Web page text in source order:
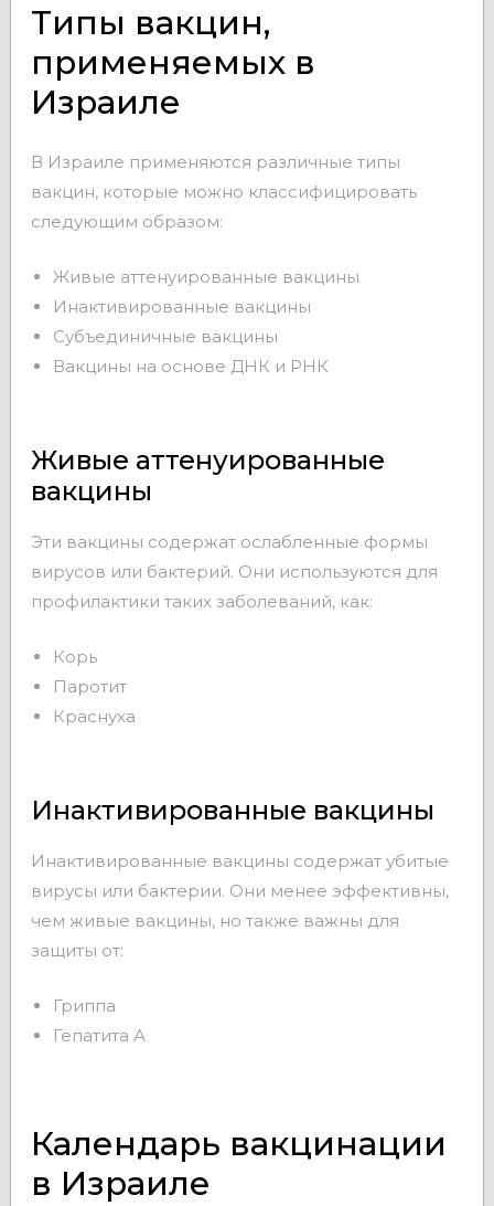
Типы вакцин,
применяемых в
Израиле
В Израиле применяются различные типы
вакцин, которые можно классифицировать
следующим образом:
Живые аттенуированные вакцины
Инактивированные вакцины
Субъединичные вакцины
Вакцины на основе ДНК и РНК
Живые аттенуированные
вакцины
Эти вакцины содержат ослабленные формы
вирусов или бактерий. Они используются для
профилактики таких заболеваний, как:
Корь
Паротит
Краснуха
Инактивированные вакцины
Инактивированные вакцины содержат убитые
вирусы или бактерии. Они менее эффективны,
чем живые вакцины, но также важны для
защиты от:
Гриппа
Гепатита А
Календарь вакцинации
в Израиле